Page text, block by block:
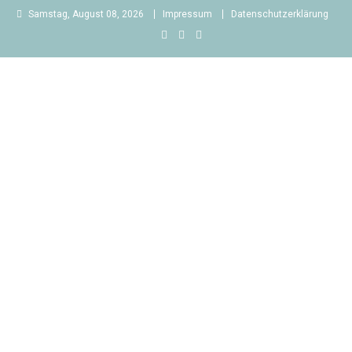
Skip
Samstag, August 08, 2026 Impressum Datenschutzerklärung